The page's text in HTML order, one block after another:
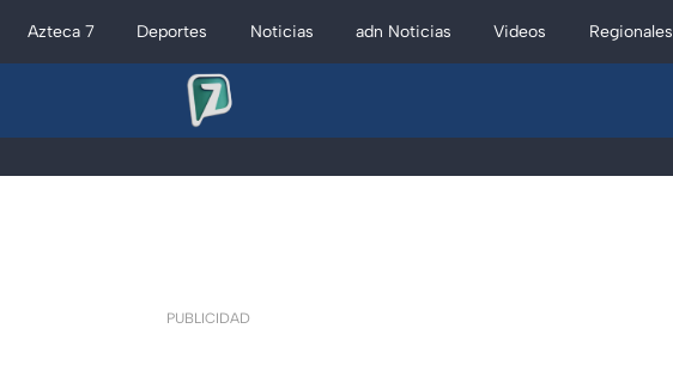
Azteca 7 Deportes Noticias adn Noticias Videos Regionales
PUBLICIDAD